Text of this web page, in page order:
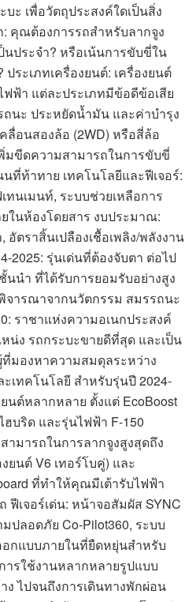
ะ เพื่อวัตถุประสงค์ใดเป็นสิ่ง
คุณต้องการรถสำหรับลากจูง
ประจำ? หรือเน้นการขับขี่ใน
ประเภทเครื่องยนต์: เครื่องยนต์
ฟฟ้า แต่ละประเภทมีข้อดีข้อเสีย
นะ ประหยัดน้ำมัน และค่าบำรุง
ลื่อนสองล้อ (2WD) หรือสี่ล้อ
พิ่มขีดความสามารถในการขับขี่
ที่ท้าทาย เทคโนโลยีและฟีเจอร์:
นเมนท์, ระบบช่วยเหลือการ
ในห้องโดยสาร งบประมาณ:
อัตราสิ้นเปลืองเชื้อเพลิง/พลังงาน
2025: รุ่นเด่นที่ต้องจับตา ต่อไป
นนำ ที่ได้รับการยอมรับอย่างสูง
จารณาจากนวัตกรรม สมรรถนะ
ราชาแห่งความอเนกประสงค์
น่ง รถกระบะขายดีที่สุด และเป็น
มองหาความสมดุลระหว่าง
เทคโนโลยี สำหรับรุ่นปี 2024-
นต์หลากหลาย ตั้งแต่ EcoBoost
บริด และรุ่นไฟฟ้า F-150
ามารถในการลากจูงสูงสุดถึง
ยนต์ V6 เทอร์โบคู่) และ
ที่ทำให้คุณมีเต้ารับไฟฟ้า
ฟีเจอร์เด่น: หน้าจอสัมผัส SYNC
ปลอดภัย Co-Pilot360, ระบบ
อกแบบภายในที่ยืดหยุ่นสำหรับ
ารใช้งานหลากหลายรูปแบบ
ไปจนถึงการเดินทางพักผ่อน